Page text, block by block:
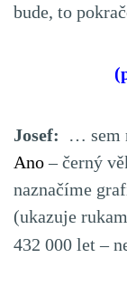
bude, to
Josef: … sem
Ano– černý
naznačíme
(ukazuje
432 000 let –